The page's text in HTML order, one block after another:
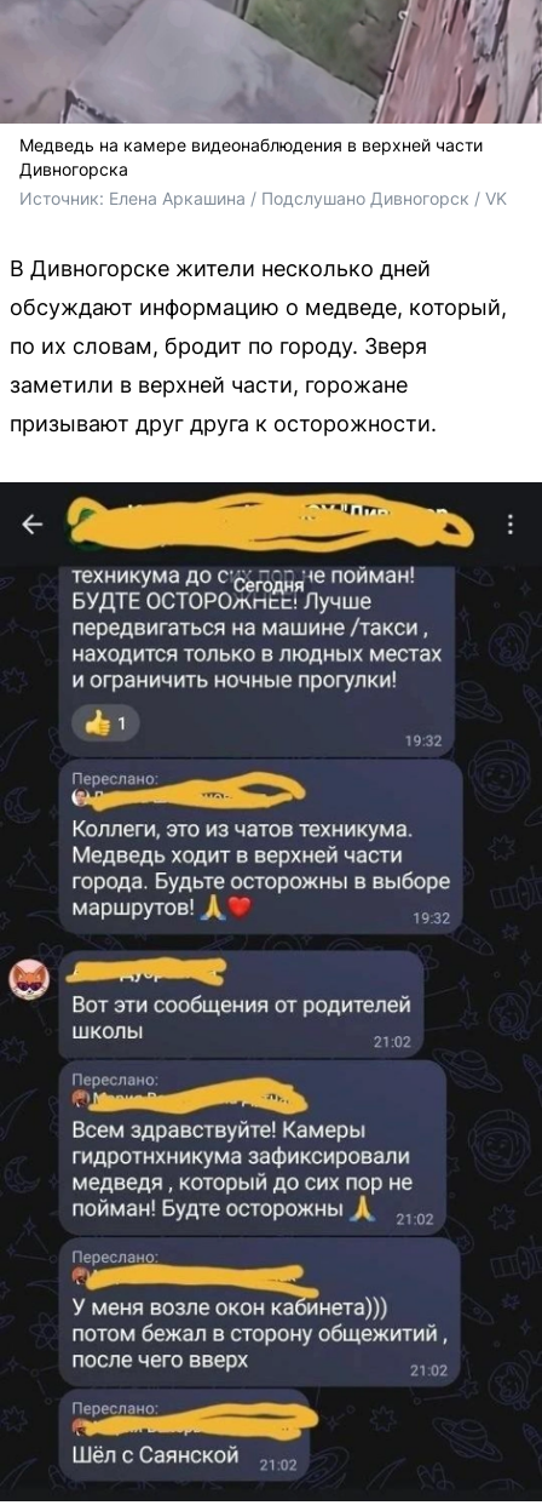
Медведь на камере видеонаблюдения в верхней части
Дивногорска
Источник: Елена Аркашина / Подслушано Дивногорск / VK
В Дивногорске жители несколько дней
обсуждают информацию о медведе, который,
по их словам, бродит по городу. Зверя
заметили в верхней части, горожане
призывают друг друга к осторожности.